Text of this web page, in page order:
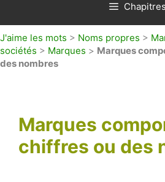
Chapitres
J'aime les mots > Noms propres >
sociétés > Marques > Marques
des nombres
Marques
chiffres ou des